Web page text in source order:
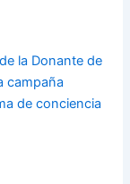
la Donante de
campaña
de conciencia